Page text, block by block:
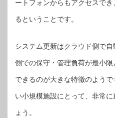
ートフォンからもアクセスで
るということです。
システム更新はクラウド側で
側での保守・管理負荷が最小
できるのが大きな特徴のよう
い小規模施設にとって、非常
ょう。